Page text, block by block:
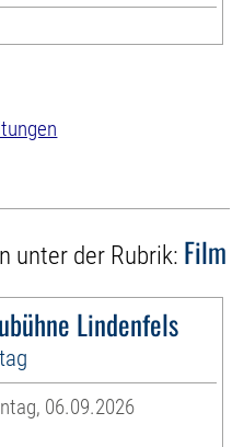
unter der Rubrik: Film
Lindenfels
06.09.2026